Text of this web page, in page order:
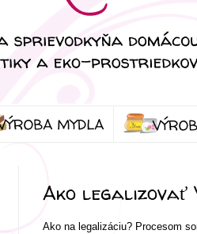
Ako legalizovať
Ako na legalizáciu? Procesom